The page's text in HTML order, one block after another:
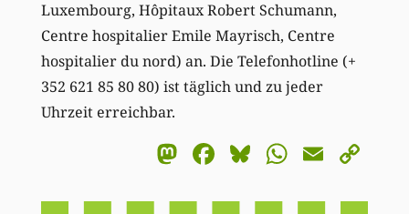
Luxembourg, Hôpitaux Robert Schumann,
Centre hospitalier Emile Mayrisch, Centre
hospitalier du nord) an. Die Telefonhotline (+
352 621 85 80 80) ist täglich und zu jeder
Uhrzeit erreichbar.
Mastodon
Facebook
BlueskyEmail